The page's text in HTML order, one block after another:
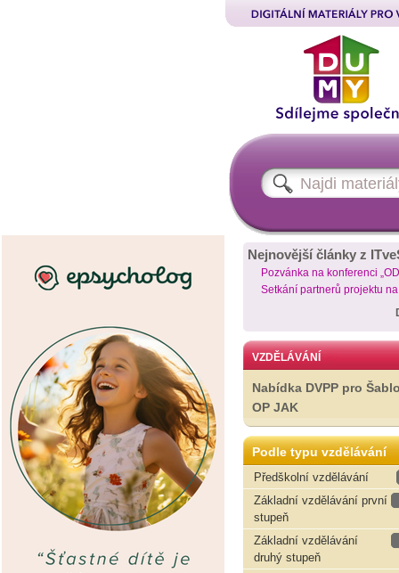
Nejnovější články z
Pozvánka na konferenci
Setkání partnerů projektu
VZDĚLÁVÁNÍ
Nabídka DVPP pro
OP JAK
Podle typu vzdělávání
Předškolní vzdělávání
Základní vzdělávání první
stupeň
Základní vzdělávání
druhý stupeň